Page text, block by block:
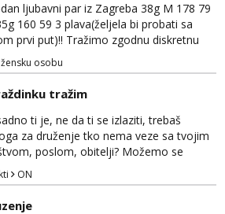
ljubavni par iz Zagreba 38g M 178 79
160 59 3 plava(željela bi probati sa
prvi put)!! Tražimo zgodnu diskretnu
koja bi nas promatrala dok imamo
odnos. Može se pridruziti ali i ne
da uzivamo diskretno anonimno
upoznavanja puno.Sliku mozemo
najbolje uzivo se upoznati. Na
smo do 15.8 poslije tog mozemo se
se na mail il...
osobu
tražim
ti je, ne da ti se izlaziti, trebaš
za druženje tko nema veze sa tvojim
poslom, obitelji? Možemo se
i zabaviti na razne načine. Makni se
samnom. Javi se na
Samo Varaždin i okolica.
ON